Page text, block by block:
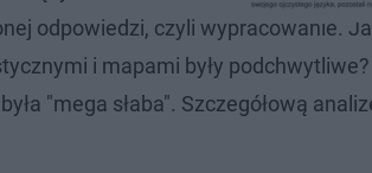
odpowiedzi, czyli wypracowanie.
i mapami były podchwytliwe?
"mega słaba". Szczegółową